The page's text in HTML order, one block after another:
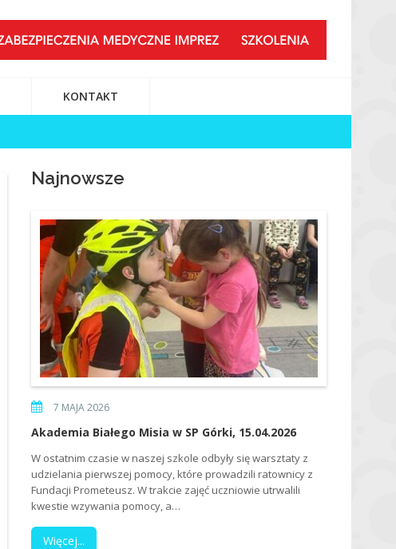
KONTAKT
Najnowsze
7 MAJA 2026
Akademia Białego Misia w SP Górki, 15.04.2026
W ostatnim czasie w naszej szkole odbyły się warsztaty z
udzielania pierwszej pomocy, które prowadzili ratownicy z
Fundacji Prometeusz. W trakcie zajęć uczniowie utrwalili
kwestie wzywania pomocy, a…
Więcej...